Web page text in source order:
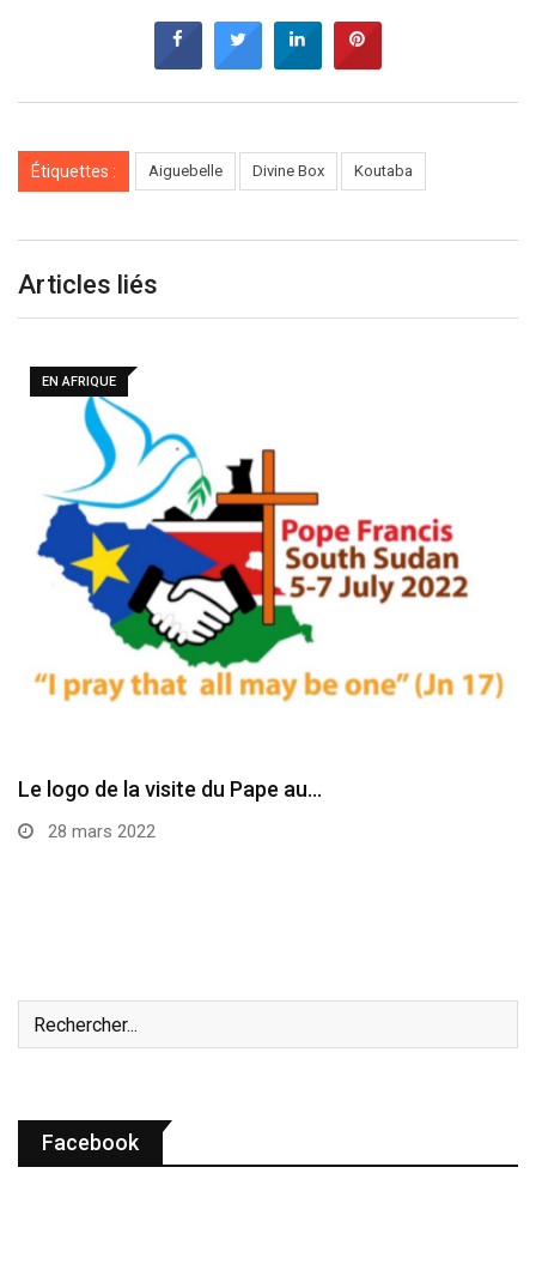
Étiquettes : Aiguebelle Divine Box Koutaba
Articles liés
EN AFRIQUE
Le logo de la visite du Pape au…
28 mars 2022
Facebook